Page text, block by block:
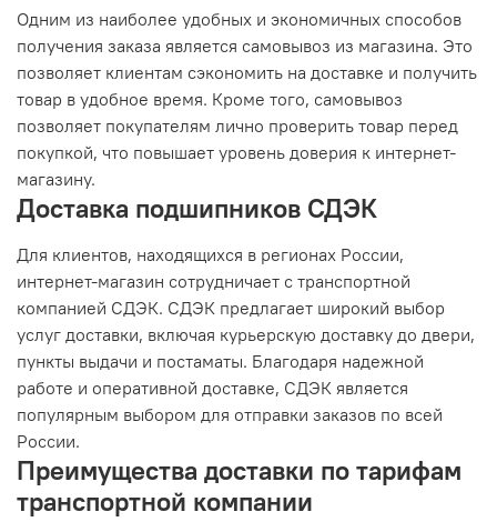
Одним из наиболее удобных и экономичных способов
получения заказа является самовывоз из магазина. Это
позволяет клиентам сэкономить на доставке и получить
товар в удобное время. Кроме того, самовывоз
позволяет покупателям лично проверить товар перед
покупкой, что повышает уровень доверия к интернет-
магазину.
Доставка подшипников СДЭК
Для клиентов, находящихся в регионах России,
интернет-магазин сотрудничает с транспортной
компанией СДЭК. СДЭК предлагает широкий выбор
услуг доставки, включая курьерскую доставку до двери,
пункты выдачи и постаматы. Благодаря надежной
работе и оперативной доставке, СДЭК является
популярным выбором для отправки заказов по всей
России.
Преимущества доставки по тарифам
транспортной компании